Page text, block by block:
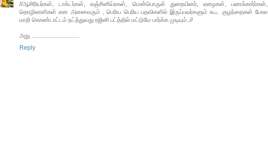
//ஆசிரியர்கள், டாக்டர்கள், எஞ்சினிய்ரகள், மென்பொருள் துறையினர், ஏழைகள், பணக்கார்ர்கள்,
தொழிலாளிகள் என அனைவரும் , பெரிய பெரிய பதவிகளில் இருப்பவர்களும் கூட குழந்தைகள் போல
மாறி கொண்டாட்டம் நட்த்துவது ரஜினி பட்த்தில் மட்டுமே பார்க்க முடியும்..//
அது ................................
Reply